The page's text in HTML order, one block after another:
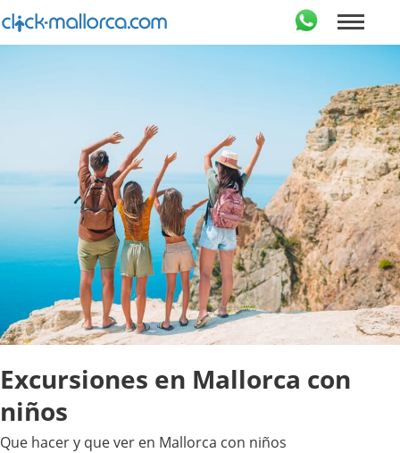
Excursiones en Mallorca con
niños
Que hacer y que ver en Mallorca con niños